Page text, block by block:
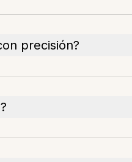
precisión?